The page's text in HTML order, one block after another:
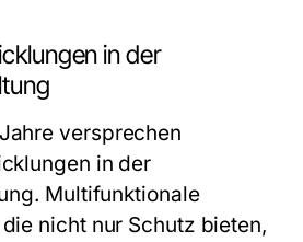
in der
versprechen
in der
Multifunktionale
nicht nur Schutz bieten,